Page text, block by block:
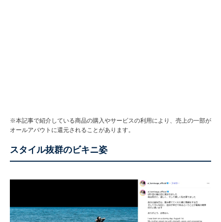
※本記事で紹介している商品の購入やサービスの利用により、売上の一部が
オールアバウトに還元されることがあります。
スタイル抜群のビキニ姿